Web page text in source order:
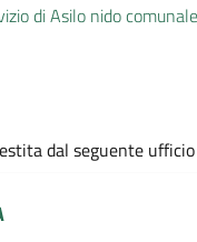
di Asilo nido comunale
dal seguente ufficio